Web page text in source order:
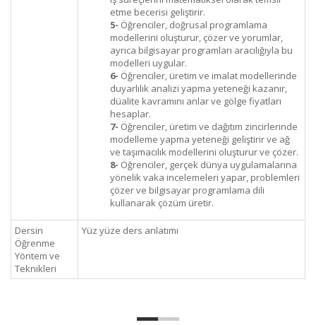
etme becerisi geliştirir.
5- Öğrenciler, doğrusal programlama
modellerini oluşturur, çözer ve yorumlar,
ayrıca bilgisayar programları aracılığıyla bu
modelleri uygular.
6- Öğrenciler, üretim ve imalat modellerinde
duyarlılık analizi yapma yeteneği kazanır,
düalite kavramını anlar ve gölge fiyatları
hesaplar.
7- Öğrenciler, üretim ve dağıtım zincirlerinde
modelleme yapma yeteneği geliştirir ve ağ
ve taşımacılık modellerini oluşturur ve çözer.
8- Öğrenciler, gerçek dünya uygulamalarına
yönelik vaka incelemeleri yapar, problemleri
çözer ve bilgisayar programlama dili
kullanarak çözüm üretir.
Dersin
Öğrenme
Yöntem ve
Teknikleri
Yüz yüze ders anlatımı